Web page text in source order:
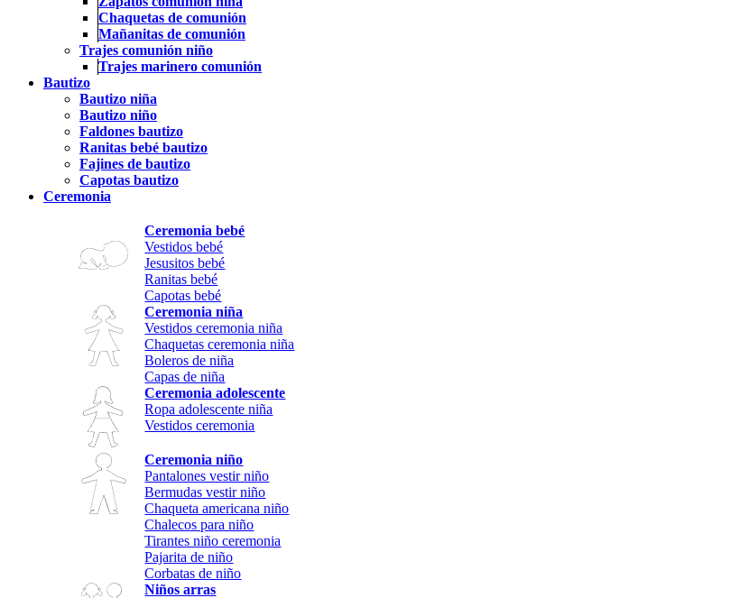
Chaquetas de comunión
Mañanitas de comunión
Trajes comunión niño
Trajes marinero comunión
Bautizo
Bautizo niña
Bautizo niño
Faldones bautizo
Ranitas bebé bautizo
Fajines de bautizo
Capotas bautizo
Ceremonia
Ceremonia bebé
Vestidos bebé
Jesusitos bebé
Ranitas bebé
Capotas bebé
Ceremonia niña
Vestidos ceremonia niña
Chaquetas ceremonia niña
Boleros de niña
Capas de niña
Ceremonia adolescente
Ropa adolescente niña
Vestidos ceremonia
Ceremonia niño
Pantalones vestir niño
Bermudas vestir niño
Chaqueta americana niño
Chalecos para niño
Tirantes niño ceremonia
Pajarita de niño
Corbatas de niño
Niños arras